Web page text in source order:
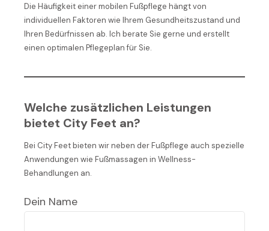
Die Häufigkeit einer mobilen Fußpflege hängt von
individuellen Faktoren wie Ihrem Gesundheitszustand und
Ihren Bedürfnissen ab. Ich berate Sie gerne und erstellt
einen optimalen Pflegeplan für Sie.
Welche zusätzlichen Leistungen
bietet City Feet an?
Bei City Feet bieten wir neben der Fußpflege auch spezielle
Anwendungen wie Fußmassagen in Wellness-
Behandlungen an.
Dein Name